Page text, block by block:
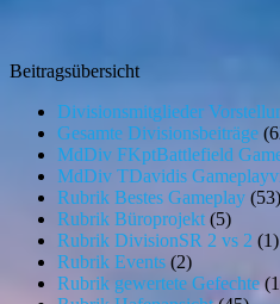
Beitragsübersicht
Divisionsmitglieder
Gesamte Divisionsbeiträge
MdDiv FKptBattlefield
MdDiv TDavidis
Rubrik Bestes Gameplay (53)
Rubrik Büroprojekt (5)
Rubrik DivisionSR 2 vs 2 (1)
Rubrik Events (2)
Rubrik gewertete Gefechte